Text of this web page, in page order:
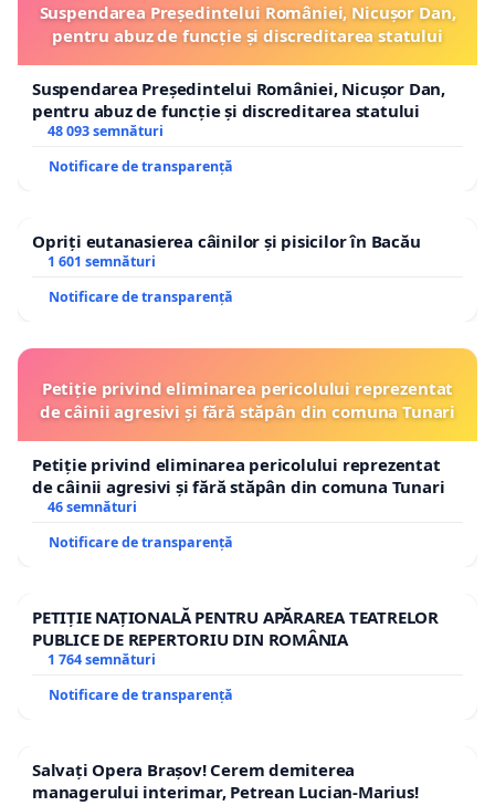
Suspendarea Președintelui României, Nicușor Dan,
pentru abuz de funcție și discreditarea statului
Suspendarea Președintelui României, Nicușor Dan,
pentru abuz de funcție și discreditarea statului
48 093 semnături
Notificare de transparență
Opriți eutanasierea câinilor și pisicilor în Bacău
1 601 semnături
Notificare de transparență
Petiție privind eliminarea pericolului reprezentat
de câinii agresivi și fără stăpân din comuna Tunari
Petiție privind eliminarea pericolului reprezentat
de câinii agresivi și fără stăpân din comuna Tunari
46 semnături
Notificare de transparență
PETIȚIE NAȚIONALĂ PENTRU APĂRAREA TEATRELOR
PUBLICE DE REPERTORIU DIN ROMÂNIA
1 764 semnături
Notificare de transparență
Salvați Opera Brașov! Cerem demiterea
managerului interimar, Petrean Lucian-Marius!